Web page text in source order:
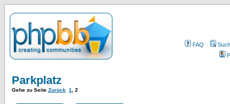
FAQ
Parkplatz
Gehe zu Seite Zurück 1 2